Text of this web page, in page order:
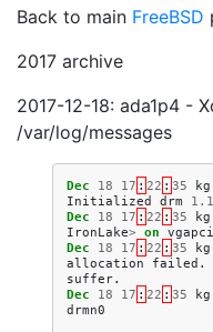
Back to main FreeBSD
2017 archive
2017-12-18: ada1p4 -
/var/log/messages
Dec 18 17 : 22 : 35 kg
Initialized
drm
Dec
18 17 : 22 : 35 kg
IronLake> on
Dec
18 17 : 22 : 35 kg
allocation
failed .
suffer.
Dec
18 17 : 22 : 35 kg
drmn0